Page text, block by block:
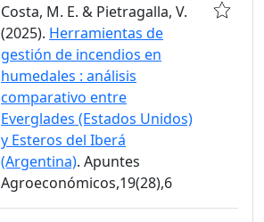
Costa, M. E. & Pietragalla, V.
(2025). Herramientas de
gestión de incendios en
humedales : análisis
comparativo entre
Everglades (Estados Unidos)
y Esteros del Iberá
(Argentina). Apuntes
Agroeconómicos,19(28),6